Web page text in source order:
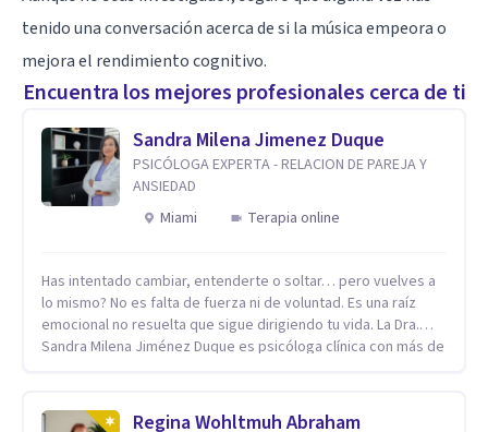
tenido una conversación acerca de si la música empeora o
mejora el rendimiento cognitivo.
Encuentra los mejores profesionales cerca de ti
Sandra Milena Jimenez Duque
PSICÓLOGA EXPERTA - RELACION DE PAREJA Y
ANSIEDAD
Miami
Terapia online
Has intentado cambiar, entenderte o soltar… pero vuelves a
lo mismo? No es falta de fuerza ni de voluntad. Es una raíz
emocional no resuelta que sigue dirigiendo tu vida. La Dra.
Sandra Milena Jiménez Duque es psicóloga clínica con más de
ansiedad, la baja autoestima, la dependencia emocional y los
Regina Wohltmuh Abraham